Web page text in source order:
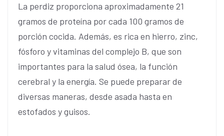
La perdiz proporciona aproximadamente 21
gramos de proteína por cada 100 gramos de
porción cocida. Además, es rica en hierro, zinc,
fósforo y vitaminas del complejo B, que son
importantes para la salud ósea, la función
cerebral y la energía. Se puede preparar de
diversas maneras, desde asada hasta en
estofados y guisos.